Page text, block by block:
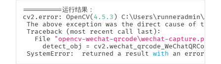
==========运行结果：
cv2 . error : OpenCV( 4.5 .3 ) C:
The above exception was the direct cause of the
Traceback (most recent call last ) :
   File
"opencv-wechat-qrcode\wechat-capture.py"
     detect_obj
= cv2 .wechat_qrcode_WeChatQRCode
SystemError :
  returned a result
with an error